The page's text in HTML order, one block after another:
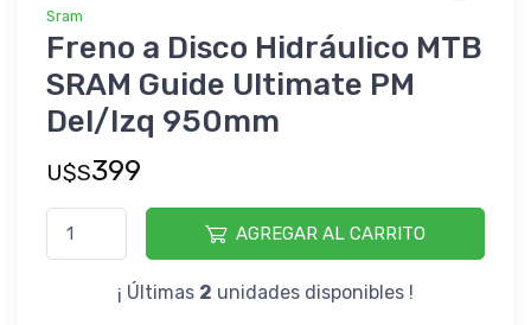
Sram
Freno a Disco Hidráulico MTB
SRAM Guide Ultimate PM
Del/Izq 950mm
U$S399
AGREGAR AL CARRITO
¡ Últimas 2 unidades disponibles !